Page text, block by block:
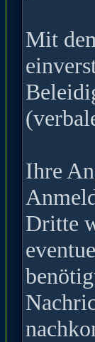
Mit
Ihre
Dritte